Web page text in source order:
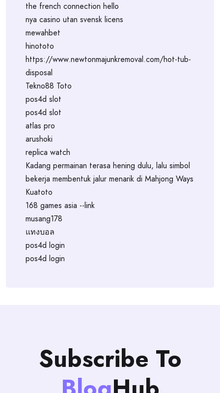
the french connection hello
nya casino utan svensk licens
mewahbet
hinototo
https://www.newtonmajunkremoval.com/hot-tub-
disposal
Tekno88 Toto
pos4d slot
pos4d slot
atlas pro
arushoki
replica watch
Kadang permainan terasa hening dulu, lalu simbol
bekerja membentuk jalur menarik di Mahjong Ways
Kuatoto
168 games asia --link
musang178
แทงบอล
pos4d login
pos4d login
Subscribe To